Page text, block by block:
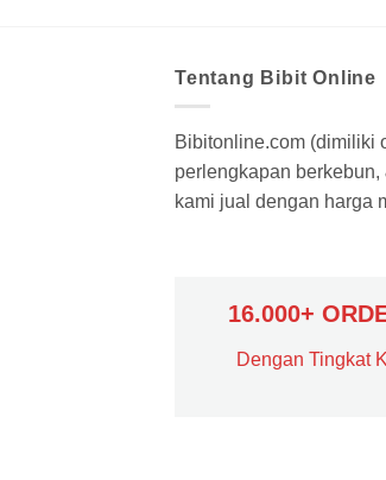
Tentang Bibit Online
Bibitonline.com (dimiliki
perlengkapan
kami jual dengan harga
16.000+
Dengan Tingkat